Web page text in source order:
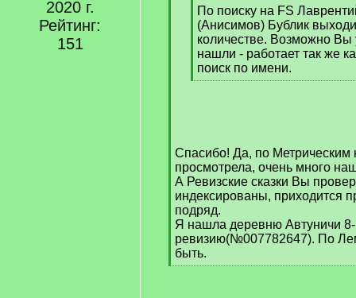
2020 г.
Рейтинг:
151
q
]
По поиску на FS
(Анисимов) Бублик
количестве. Возможно Вы
нашли - работает так же
поиск по имени.
[
Спасибо! Да, по Метрическим
просмотрела, очень много
А Ревизские сказки Вы
индексированы, приходится
подряд.
Я нашла деревню Автуничи
ревизию(№007782647). По
быть.
[